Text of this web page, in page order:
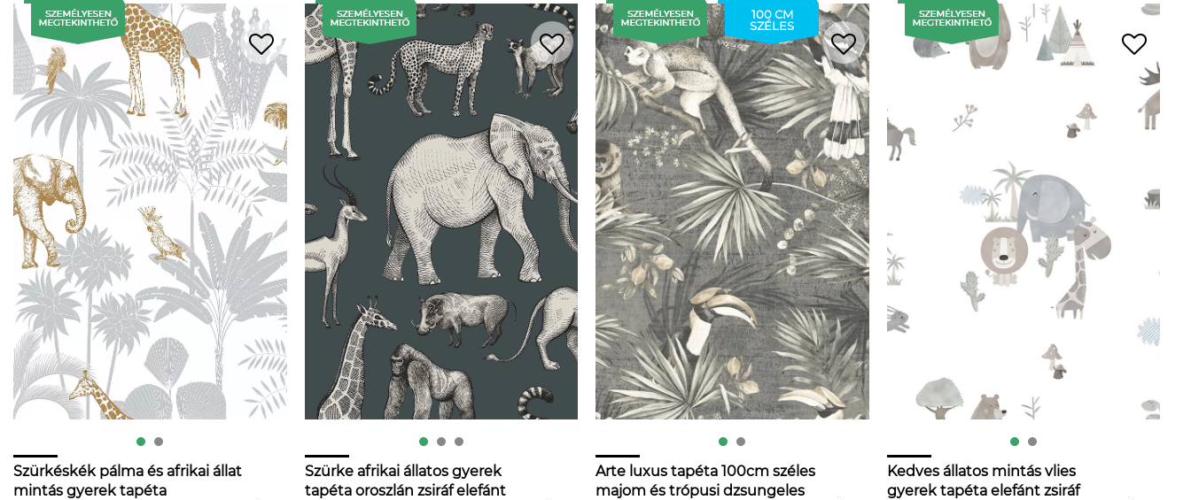
Szürkéskék pálma és afrikai állat
mintás gyerek tapéta
Szürke afrikai állatos gyerek
tapéta oroszlán zsiráf elefánt
100 CM
SZÉLES
Arte luxus tapéta 100cm széles
majom és trópusi dzsungeles
Kedves állatos mintás vlies
gyerek tapéta elefánt zsiráf